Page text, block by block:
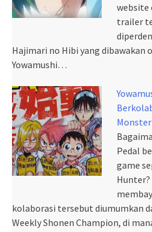
website
trailer
Hajimari no Hibi yang dibawakan
Yowamushi…
Pedal
game
Hunter?
kolaborasi tersebut diumumkan
Weekly Shonen Champion, di